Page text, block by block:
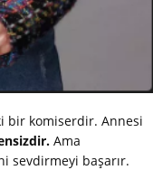
bir komiserdir. Annesi
Ama
sevdirmeyi başarır.